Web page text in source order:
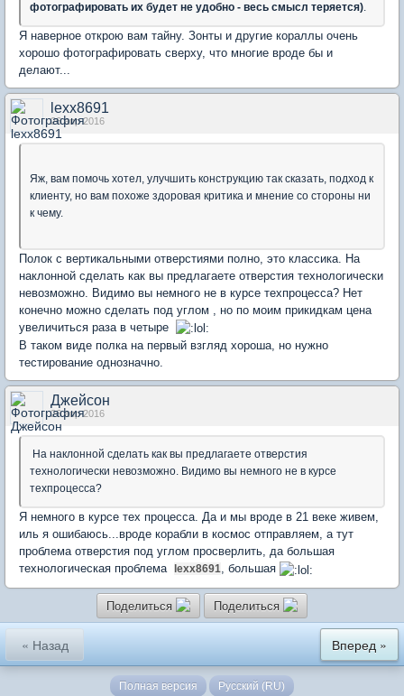
фотографировать их будет не удобно - весь смысл теряется).
Я наверное открою вам тайну. Зонты и другие кораллы очень
хорошо фотографировать сверху, что многие вроде бы и
делают...
lexx8691
26 апр 2016
Яж, вам помочь хотел, улучшить конструкцию так сказать, подход к
клиенту, но вам похоже здоровая критика и мнение со стороны ни
к чему.
Полок с вертикальными отверстиями полно, это классика. На
наклонной сделать как вы предлагаете отверстия технологически
невозможно. Видимо вы немного не в курсе техпроцесса? Нет
конечно можно сделать под углом , но по моим прикидкам цена
увеличиться раза в четыре
В таком виде полка на первый взгляд хороша, но нужно
тестирование однозначно.
Джейсон
26 апр 2016
На наклонной сделать как вы предлагаете отверстия
технологически невозможно. Видимо вы немного не в курсе
техпроцесса?
Я немного в курсе тех процесса. Да и мы вроде в 21 веке живем,
иль я ошибаюсь...вроде корабли в космос отправляем, а тут
проблема отверстия под углом просверлить, да большая
технологическая проблема
lexx8691, большая
Поделиться Поделиться
« Назад Вперед »
Полная версия Русский (RU)